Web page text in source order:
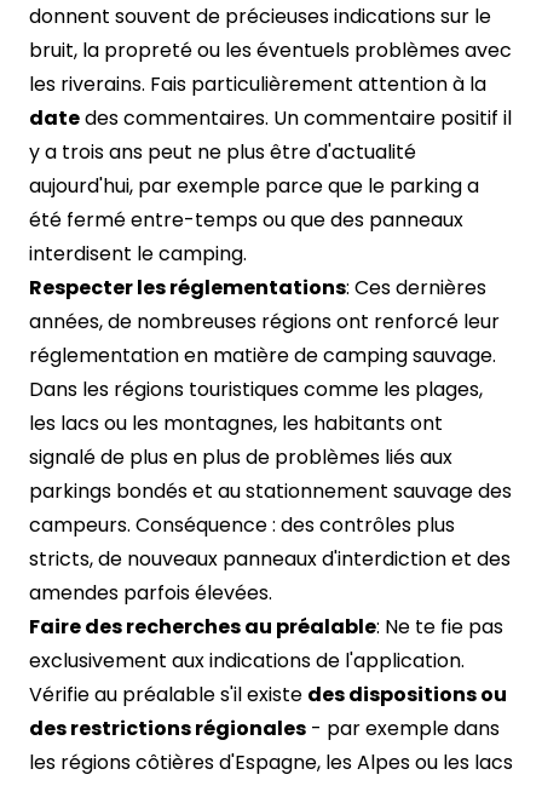
donnent souvent de précieuses indications sur le
bruit, la propreté ou les éventuels problèmes avec
les riverains. Fais particulièrement attention à la
datedes commentaires. Un commentaire positif il
y a trois ans peut ne plus être d'actualité
aujourd'hui, par exemple parce que le parking a
été fermé entre-temps ou que des panneaux
interdisent le camping.
Respecter les réglementations: Ces dernières
années, de nombreuses régions ont renforcé leur
réglementation en matière de camping sauvage.
Dans les régions touristiques comme les plages,
les lacs ou les montagnes, les habitants ont
signalé de plus en plus de problèmes liés aux
parkings bondés et au stationnement sauvage des
campeurs. Conséquence : des contrôles plus
stricts, de nouveaux panneaux d'interdiction et des
amendes parfois élevées.
Faire des recherches au préalable: Ne te fie pas
exclusivement aux indications de l'application.
Vérifie au préalable s'il existe des dispositions ou
des restrictions régionales - par exemple dans
les régions côtières d'Espagne, les Alpes ou les lacs